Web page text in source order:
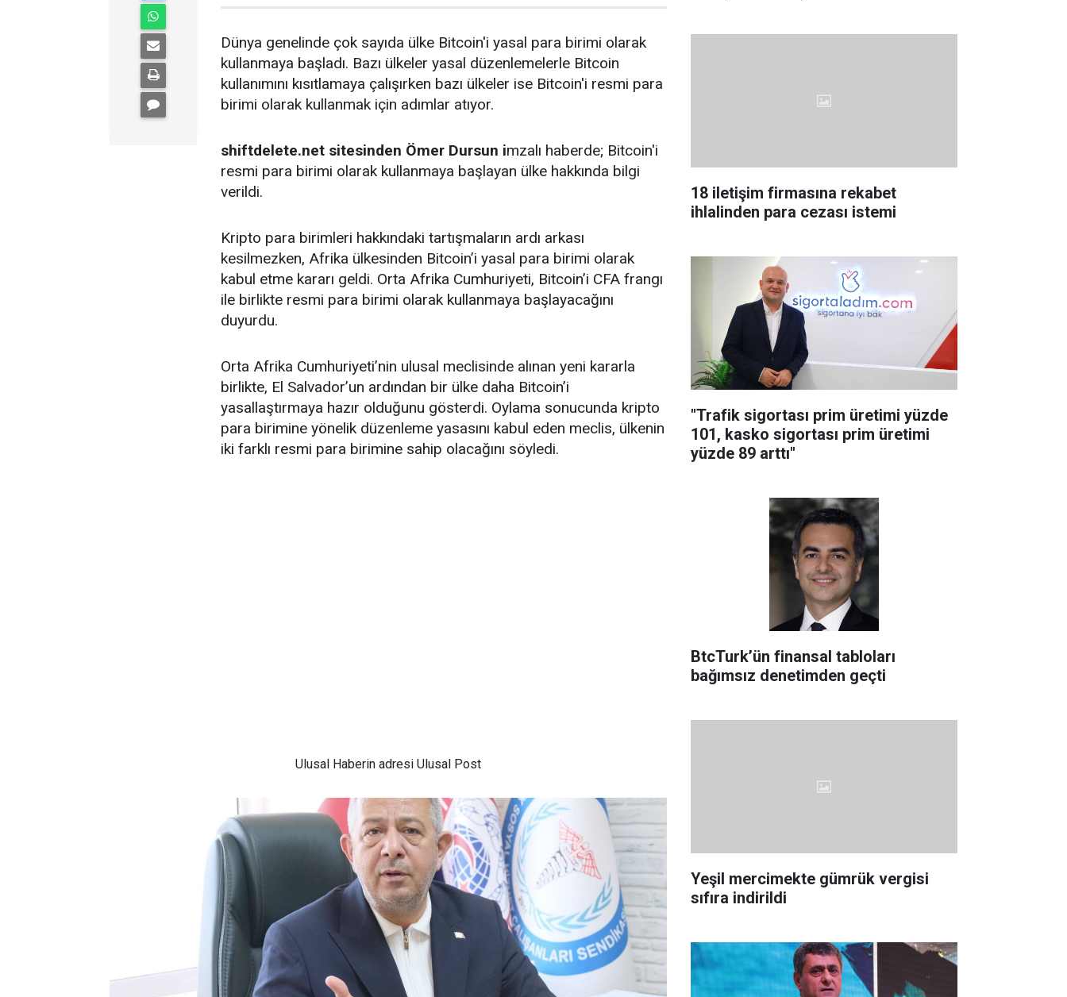
Dünya genelinde çok sayıda ülke Bitcoin'i yasal para birimi olarak
kullanmaya başladı. Bazı ülkeler yasal düzenlemelerle Bitcoin
kullanımını kısıtlamaya çalışırken bazı ülkeler ise Bitcoin'i resmi para
birimi olarak kullanmak için adımlar atıyor.
shiftdelete.net sitesinden Ömer Dursun imzalı haberde; Bitcoin'i
resmi para birimi olarak kullanmaya başlayan ülke hakkında bilgi
verildi.
Kripto para birimleri hakkındaki tartışmaların ardı arkası
kesilmezken, Afrika ülkesinden Bitcoin’i yasal para birimi olarak
kabul etme kararı geldi. Orta Afrika Cumhuriyeti, Bitcoin’i CFA frangı
ile birlikte resmi para birimi olarak kullanmaya başlayacağını
duyurdu.
Orta Afrika Cumhuriyeti’nin ulusal meclisinde alınan yeni kararla
birlikte, El Salvador’un ardından bir ülke daha Bitcoin’i
yasallaştırmaya hazır olduğunu gösterdi. Oylama sonucunda kripto
para birimine yönelik düzenleme yasasını kabul eden meclis, ülkenin
iki farklı resmi para birimine sahip olacağını söyledi.
Ulusal Haberin adresi Ulusal Post
18 iletişim firmasına rekabet
ihlalinden para cezası istemi
"Trafik sigortası prim üretimi yüzde
101, kasko sigortası prim üretimi
yüzde 89 arttı"
BtcTurk’ün finansal tabloları
bağımsız denetimden geçti
Yeşil mercimekte gümrük vergisi
sıfıra indirildi